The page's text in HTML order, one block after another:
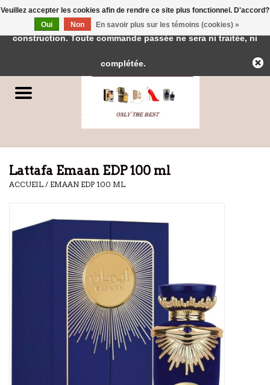
Parfums
Lattafa Emaan EDP 100 ml
ACCUEIL / EMAAN EDP 100 ML
Veuillez accepter les cookies afin de rendre ce site plus fonctionnel. D'accord?
Oui
Non En savoir plus sur les témoins (cookies) »
← Retour à l'interface d'administrationCette boutique est en
construction. Toute commande passée ne sera ni traitée, ni
complétée.